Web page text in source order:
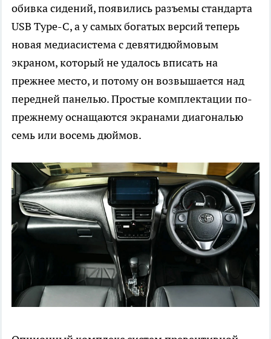
обивка сидений, появились разъемы стандарта
USB Type-C, а у самых богатых версий теперь
новая медиасистема с девятидюймовым
экраном, который не удалось вписать на
прежнее место, и потому он возвышается над
передней панелью. Простые комплектации по-
прежнему оснащаются экранами диагональю
семь или восемь дюймов.